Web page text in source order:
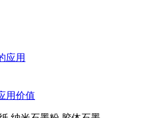
应用
用价值